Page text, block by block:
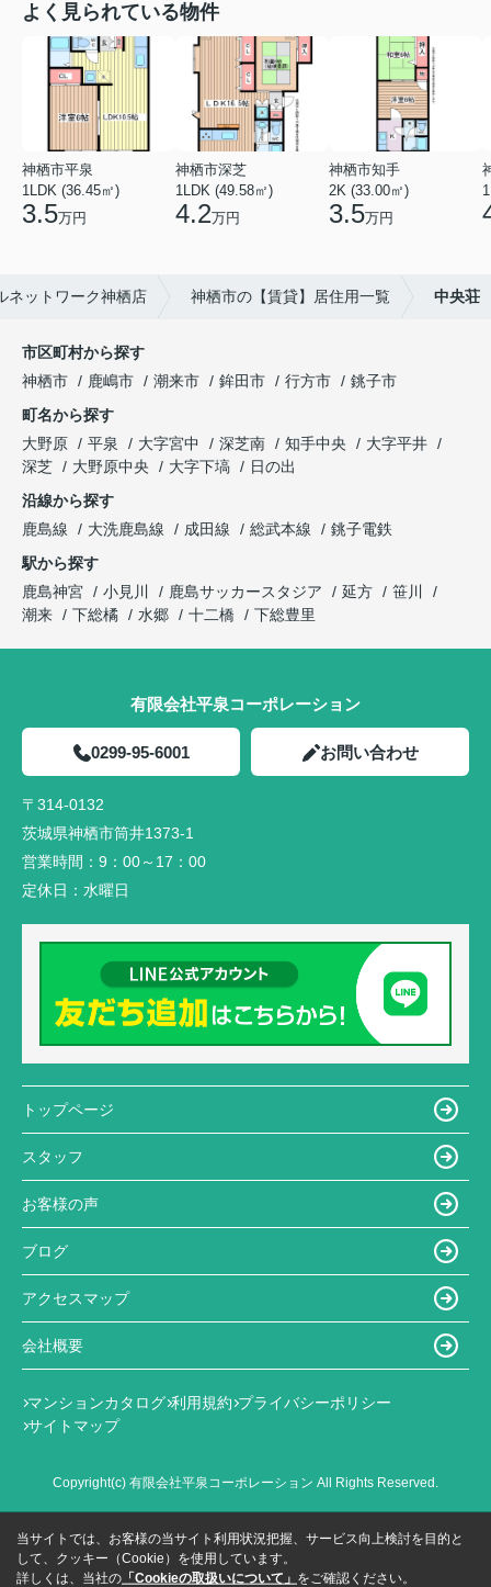
よく見られている物件
神栖市平泉
1LDK (36.45㎡)
3.5万円
神栖市深芝
1LDK (49.58㎡)
4.2万円
神栖市知手
2K (33.00㎡)
3.5万円
ネットワーク神栖店 神栖市の【賃貸】居住用一覧 中央荘
市区町村から探す
神栖市
鹿嶋市 潮来市 鉾田市 行方市
銚子市
町名から探す
大野原
平泉 大字宮中 深芝南 知手中央
大字平井
深芝
大野原中央 大字下塙
日の出
沿線から探す
鹿島線
大洗鹿島線 成田線 総武本線
銚子電鉄
駅から探す
鹿島神宮
小見川 鹿島サッカースタジア 延方
笹川
潮来
下総橘 水郷 十二橋 下総豊里
有限会社平泉コーポレーション
0299-95-6001 お問い合わせ
〒314-0132
茨城県神栖市筒井1373-1
営業時間： 9：00～17：00
定休日： 水曜日
トップページ
スタッフ
お客様の声
ブログ
アクセスマップ
会社概要
マンションカタログ 利用規約 プライバシーポリシー
サイトマップ
Copyright(c) 有限会社平泉コーポレーション All Rights Reserved.
当サイトでは、お客様の当サイト利用状況把握、サービス向上検討を目的と
して、クッキー（Cookie）を使用しています。
詳しくは、当社の 「Cookieの取扱いについて」 をご確認ください。